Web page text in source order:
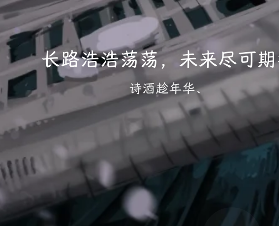
长路浩浩荡荡，未来尽可
诗酒趁年华、